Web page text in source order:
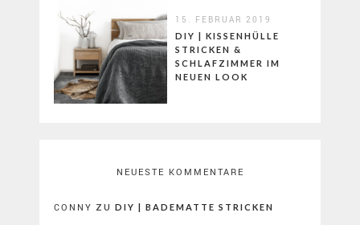
15. FEBRUAR 2019
DIY | KISSENHÜLLE
STRICKEN &
SCHLAFZIMMER IM
NEUEN LOOK
NEUESTE KOMMENTARE
CONNY ZU DIY | BADEMATTE STRICKEN